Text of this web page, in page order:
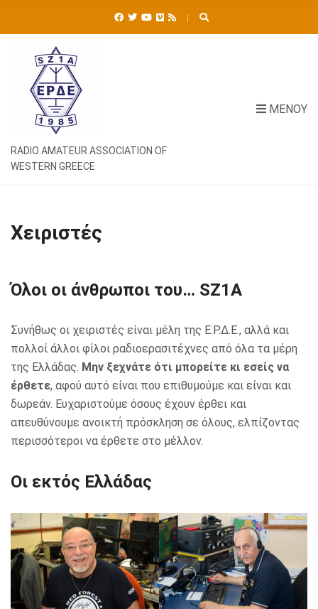
RADIO AMATEUR ASSOCIATION OF
WESTERN GREECE
ΜΕΝΟΎ
Χειριστές
Όλοι οι άνθρωποι του… SZ1A
Συνήθως οι χειριστές είναι μέλη της Ε.Ρ.Δ.Ε., αλλά και
πολλοί άλλοι φίλοι ραδιοερασιτέχνες από όλα τα μέρη
της Ελλάδας. Μην ξεχνάτε ότι μπορείτε κι εσείς να
έρθετε, αφού αυτό είναι που επιθυμούμε και είναι και
δωρεάν. Ευχαριστούμε όσους έχουν έρθει και
απευθύνουμε ανοικτή πρόσκληση σε όλους, ελπίζοντας
περισσότεροι να έρθετε στο μέλλον.
Οι εκτός Ελλάδας